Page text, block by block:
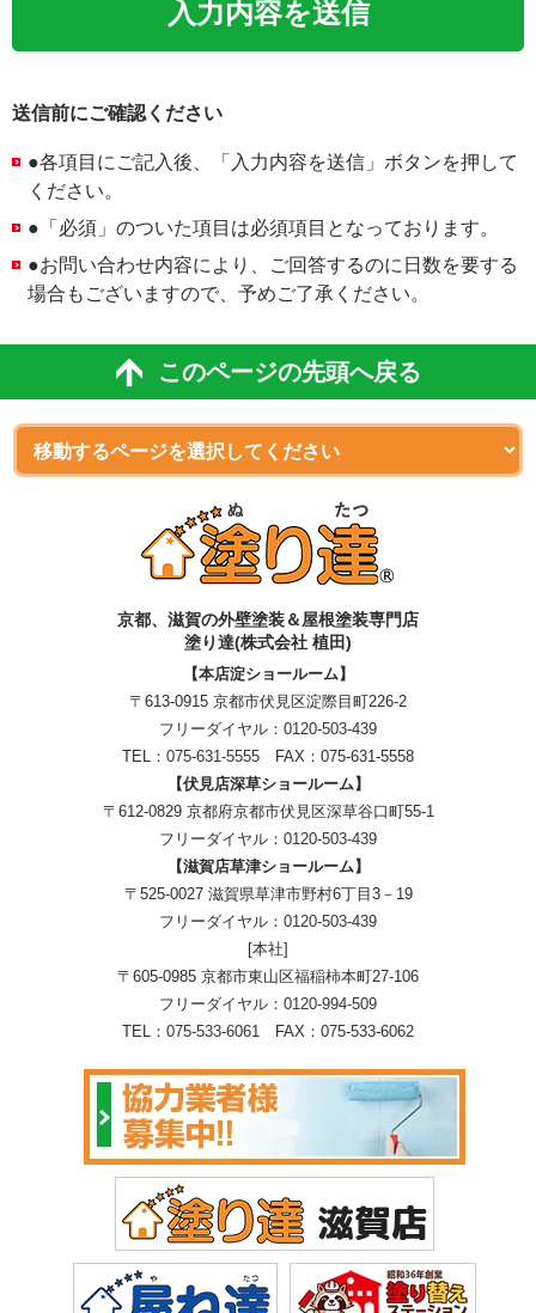
送信前にご確認ください
●各項目にご記入後、「入力内容を送信」ボタンを押して
ください。
●「必須」のついた項目は必須項目となっております。
●お問い合わせ内容により、ご回答するのに日数を要する
場合もございますので、予めご了承ください。
このページの先頭へ戻る
京都、滋賀の外壁塗装＆屋根塗装専門店
塗り達(株式会社 植田)
【本店淀ショールーム】
〒613-0915 京都市伏見区淀際目町226-2
フリーダイヤル： 0120-503-439
TEL： 075-631-5555 FAX：075-631-5558
【伏見店深草ショールーム】
〒612-0829 京都府京都市伏見区深草谷口町55-1
フリーダイヤル： 0120-503-439
【滋賀店草津ショールーム】
〒525-0027 滋賀県草津市野村6丁目3－19
フリーダイヤル： 0120-503-439
[本社]
〒605-0985 京都市東山区福稲柿本町27-106
フリーダイヤル： 0120-994-509
TEL： 075-533-6061 FAX：075-533-6062